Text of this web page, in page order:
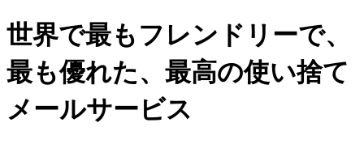
世界で最もフレンドリーで、
最も優れた、最高の使い捨て
メールサービス